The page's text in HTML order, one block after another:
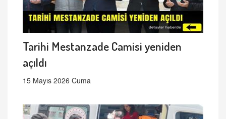
Tarihi Mestanzade Camisi yeniden
açıldı
15 Mayıs 2026 Cuma